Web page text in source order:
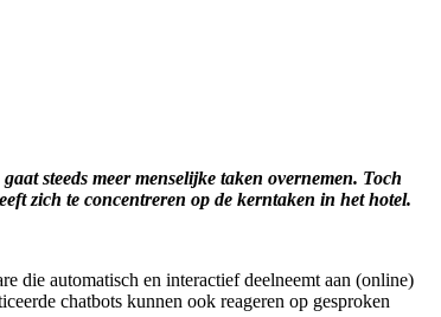
steeds meer menselijke taken overnemen. Toch
zich te concentreren op de kerntaken in het hotel.
die automatisch en interactief deelneemt aan (online)
chatbots kunnen ook reageren op gesproken